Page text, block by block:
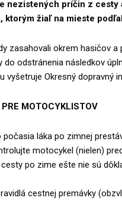
nezistených príčin z cesty
ktorým žiaľ na mieste
zasahovali okrem hasičov
do odstránenia následkov
vyšetruje Okresný dopravný
MOTOCYKLISTOV
počasia láka po zimnej
motocykel (nielen)
po zime ešte nie sú
cestnej premávky